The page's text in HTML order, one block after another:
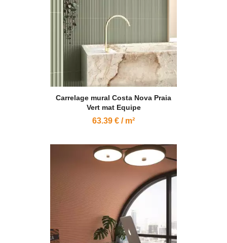
Carrelage mural Costa Nova Praia
Vert mat Equipe
63.39 € / m²